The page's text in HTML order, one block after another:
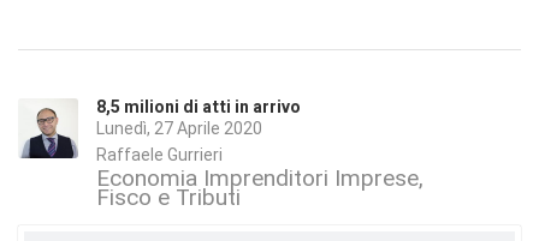
8,5 milioni di atti in arrivo
Lunedì, 27 Aprile 2020
Raffaele Gurrieri
Economia Imprenditori Imprese
Fisco e Tributi